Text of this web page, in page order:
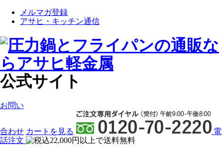
メルマガ登録
アサヒ・キッチン通信
公式サイト
お問い
合わせ カート を見る
電
話注文